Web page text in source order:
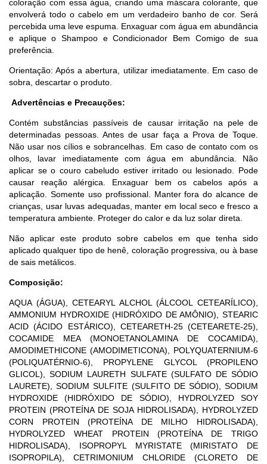
coloração com essa água, criando uma máscara colorante, que
envolverá todo o cabelo em um verdadeiro banho de cor. Será
percebida uma leve espuma. Enxaguar com água em abundância
e aplique o Shampoo e Condicionador Bem Comigo de sua
preferência.
Orientação: Após a abertura, utilizar imediatamente. Em caso de
sobra, descartar o produto.
Advertências e Precauções:
Contém substâncias passíveis de causar irritação na pele de
determinadas pessoas. Antes de usar faça a Prova de Toque.
Não usar nos cílios e sobrancelhas. Em caso de contato com os
olhos, lavar imediatamente com água em abundância. Não
aplicar se o couro cabeludo estiver irritado ou lesionado. Pode
causar reação alérgica. Enxaguar bem os cabelos após a
aplicação. Somente uso profissional. Manter fora do alcance de
crianças, usar luvas adequadas, manter em local seco e fresco a
temperatura ambiente. Proteger do calor e da luz solar direta.
Não aplicar este produto sobre cabelos em que tenha sido
aplicado qualquer tipo de henê, coloração progressiva, ou à base
de sais metálicos.
Composição:
AQUA (ÁGUA), CETEARYL ALCHOL (ÁLCOOL CETEARÍLICO),
AMMONIUM HYDROXIDE (HIDRÓXIDO DE AMÔNIO), STEARIC
ACID (ÁCIDO ESTÁRICO), CETEARETH-25 (CETEARETE-25),
COCAMIDE MEA (MONOETANOLAMINA DE COCAMIDA),
AMODIMETHICONE (AMODIMETICONA), POLYQUATERNIUM-6
(POLIQUATÉRNIO-6), PROPYLENE GLYCOL (PROPILENO
GLICOL), SODIUM LAURETH SULFATE (SULFATO DE SÓDIO
LAURETE), SODIUM SULFITE (SULFITO DE SÓDIO), SODIUM
HYDROXIDE (HIDRÓXIDO DE SÓDIO), HYDROLYZED SOY
PROTEIN (PROTEÍNA DE SOJA HIDROLISADA), HYDROLYZED
CORN PROTEIN (PROTEÍNA DE MILHO HIDROLISADA),
HYDROLYZED WHEAT PROTEIN (PROTEÍNA DE TRIGO
HIDROLISADA), ISOPROPYL MYRISTATE (MIRISTATO DE
ISOPROPILA), CETRIMONIUM CHLORIDE (CLORETO DE